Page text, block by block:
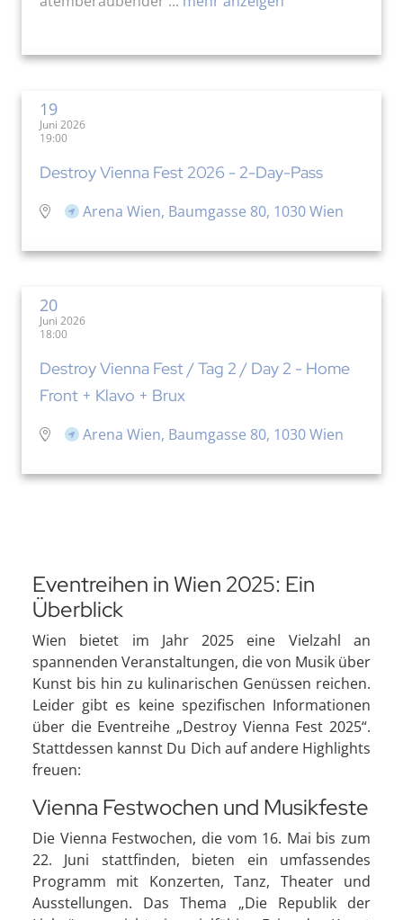
19
Juni 2026
19:00
Destroy Vienna Fest 2026 - 2-Day-Pass
Arena Wien, Baumgasse 80, 1030 Wien
20
Juni 2026
18:00
Destroy Vienna Fest / Tag 2 / Day 2 - Home
Front + Klavo + Brux
Arena Wien, Baumgasse 80, 1030 Wien
Eventreihen in Wien 2025: Ein
Überblick
Wien bietet im Jahr 2025 eine Vielzahl an
spannenden Veranstaltungen, die von Musik über
Kunst bis hin zu kulinarischen Genüssen reichen.
Leider gibt es keine spezifischen Informationen
über die Eventreihe „Destroy Vienna Fest 2025“.
Stattdessen kannst Du Dich auf andere Highlights
freuen:
Vienna Festwochen und Musikfeste
Die Vienna Festwochen, die vom 16. Mai bis zum
22. Juni stattfinden, bieten ein umfassendes
Programm mit Konzerten, Tanz, Theater und
Ausstellungen. Das Thema „Die Republik der